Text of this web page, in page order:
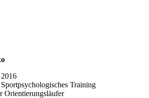
2016
Sportpsychologisches Training
Orientierungsläufer